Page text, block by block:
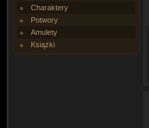
Charaktery
Potwory
Amulety
Książki